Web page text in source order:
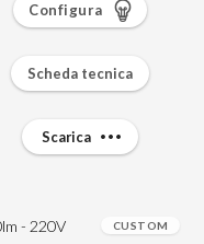
- 220V CUSTOM
Configura
Scheda tecnica
Scarica